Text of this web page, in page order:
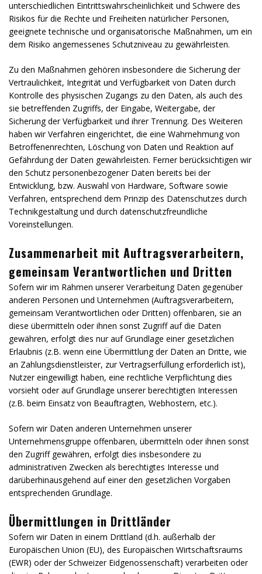
unterschiedlichen Eintrittswahrscheinlichkeit und Schwere des
Risikos für die Rechte und Freiheiten natürlicher Personen,
geeignete technische und organisatorische Maßnahmen, um ein
dem Risiko angemessenes Schutzniveau zu gewährleisten.
Zu den Maßnahmen gehören insbesondere die Sicherung der
Vertraulichkeit, Integrität und Verfügbarkeit von Daten durch
Kontrolle des physischen Zugangs zu den Daten, als auch des
sie betreffenden Zugriffs, der Eingabe, Weitergabe, der
Sicherung der Verfügbarkeit und ihrer Trennung. Des Weiteren
haben wir Verfahren eingerichtet, die eine Wahrnehmung von
Betroffenenrechten, Löschung von Daten und Reaktion auf
Gefährdung der Daten gewährleisten. Ferner berücksichtigen wir
den Schutz personenbezogener Daten bereits bei der
Entwicklung, bzw. Auswahl von Hardware, Software sowie
Verfahren, entsprechend dem Prinzip des Datenschutzes durch
Technikgestaltung und durch datenschutzfreundliche
Voreinstellungen.
Zusammenarbeit mit Auftragsverarbeitern,
gemeinsam Verantwortlichen und Dritten
Sofern wir im Rahmen unserer Verarbeitung Daten gegenüber
anderen Personen und Unternehmen (Auftragsverarbeitern,
gemeinsam Verantwortlichen oder Dritten) offenbaren, sie an
diese übermitteln oder ihnen sonst Zugriff auf die Daten
gewähren, erfolgt dies nur auf Grundlage einer gesetzlichen
Erlaubnis (z.B. wenn eine Übermittlung der Daten an Dritte, wie
an Zahlungsdienstleister, zur Vertragserfüllung erforderlich ist),
Nutzer eingewilligt haben, eine rechtliche Verpflichtung dies
vorsieht oder auf Grundlage unserer berechtigten Interessen
(z.B. beim Einsatz von Beauftragten, Webhostern, etc.).
Sofern wir Daten anderen Unternehmen unserer
Unternehmensgruppe offenbaren, übermitteln oder ihnen sonst
den Zugriff gewähren, erfolgt dies insbesondere zu
administrativen Zwecken als berechtigtes Interesse und
darüberhinausgehend auf einer den gesetzlichen Vorgaben
entsprechenden Grundlage.
Übermittlungen in Drittländer
Sofern wir Daten in einem Drittland (d.h. außerhalb der
Europäischen Union (EU), des Europäischen Wirtschaftsraums
(EWR) oder der Schweizer Eidgenossenschaft) verarbeiten oder